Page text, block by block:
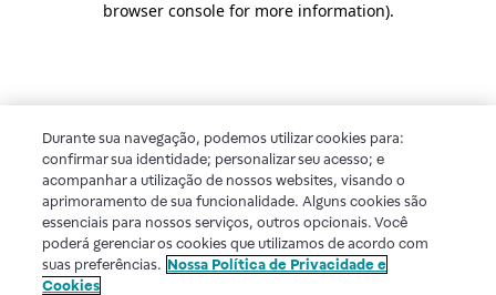
browser console for more information).
Durante sua navegação, podemos utilizar cookies para:
confirmar sua identidade; personalizar seu acesso; e
acompanhar a utilização de nossos websites, visando o
aprimoramento de sua funcionalidade. Alguns cookies são
essenciais para nossos serviços, outros opcionais. Você
poderá gerenciar os cookies que utilizamos de acordo com
suas preferências. Nossa Política de Privacidade e
Cookies